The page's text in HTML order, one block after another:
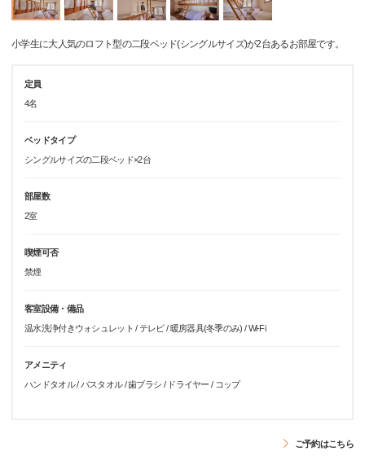
小学生に大人気のロフト型の二段ベッド(シングルサイズ)が2台あるお部屋です。
定員
4名
ベッドタイプ
シングルサイズの二段ベッド×2台
部屋数
2室
喫煙可否
禁煙
客室設備・備品
温水洗浄付きウォシュレット / テレビ / 暖房器具(冬季のみ) / Wi-Fi
アメニティ
ハンドタオル / バスタオル / 歯ブラシ / ドライヤー / コップ
ご予約はこちら